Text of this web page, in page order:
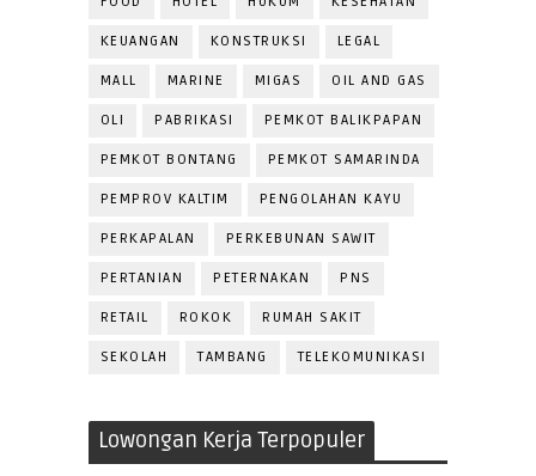
KEUANGAN KONSTRUKSI LEGAL
MALL MARINE MIGAS OIL AND GAS
OLI PABRIKASI PEMKOT BALIKPAPAN
PEMKOT BONTANG PEMKOT SAMARINDA
PEMPROV KALTIM PENGOLAHAN KAYU
PERKAPALAN PERKEBUNAN SAWIT
PERTANIAN PETERNAKAN PNS
RETAIL ROKOK RUMAH SAKIT
SEKOLAH TAMBANG TELEKOMUNIKASI
Lowongan Kerja Terpopuler